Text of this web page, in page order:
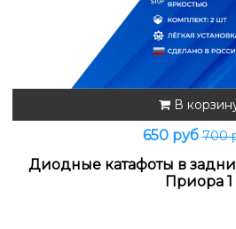
В
650 руб700
Диодные катафоты в
Приора 1